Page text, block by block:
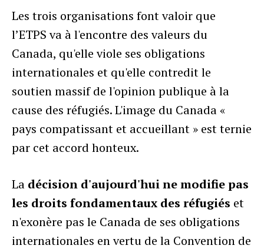
Les trois organisations font valoir que
l’ETPS va à l'encontre des valeurs du
Canada, qu'elle viole ses obligations
internationales et qu'elle contredit le
soutien massif de l'opinion publique à la
cause des réfugiés. L'image du Canada «
pays compatissant et accueillant » est ternie
par cet accord honteux.
La décision d'aujourd'hui ne modifie pas
les droits fondamentaux des réfugiés et
n'exonère pas le Canada de ses obligations
internationales en vertu de la Convention de